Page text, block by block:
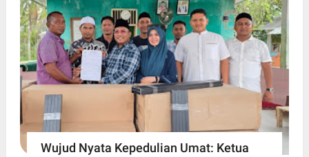
Wujud Nyata Kepedulian Umat: Ketua